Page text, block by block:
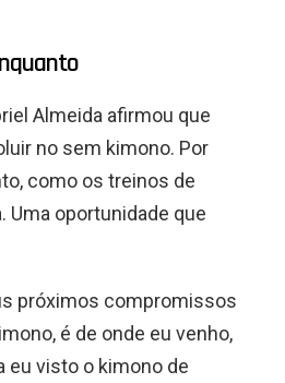
Almeida afirmou que
no sem kimono. Por
como os treinos de
Uma oportunidade que
próximos compromissos
é de onde eu venho,
eu visto o kimono de